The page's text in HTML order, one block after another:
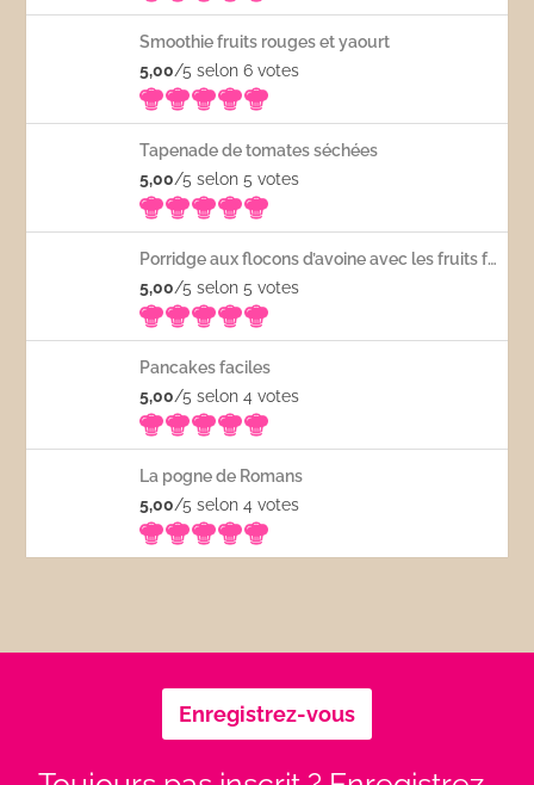
Smoothie fruits rouges et yaourt
5,00/5 selon 6votes
Tapenade de tomates séchées
5,00/5 selon 5votes
Porridge aux flocons d’avoine avec les fruits frais
5,00/5 selon 5votes
Pancakes faciles
5,00/5 selon 4votes
La pogne de Romans
5,00/5 selon 4votes
Enregistrez-vous